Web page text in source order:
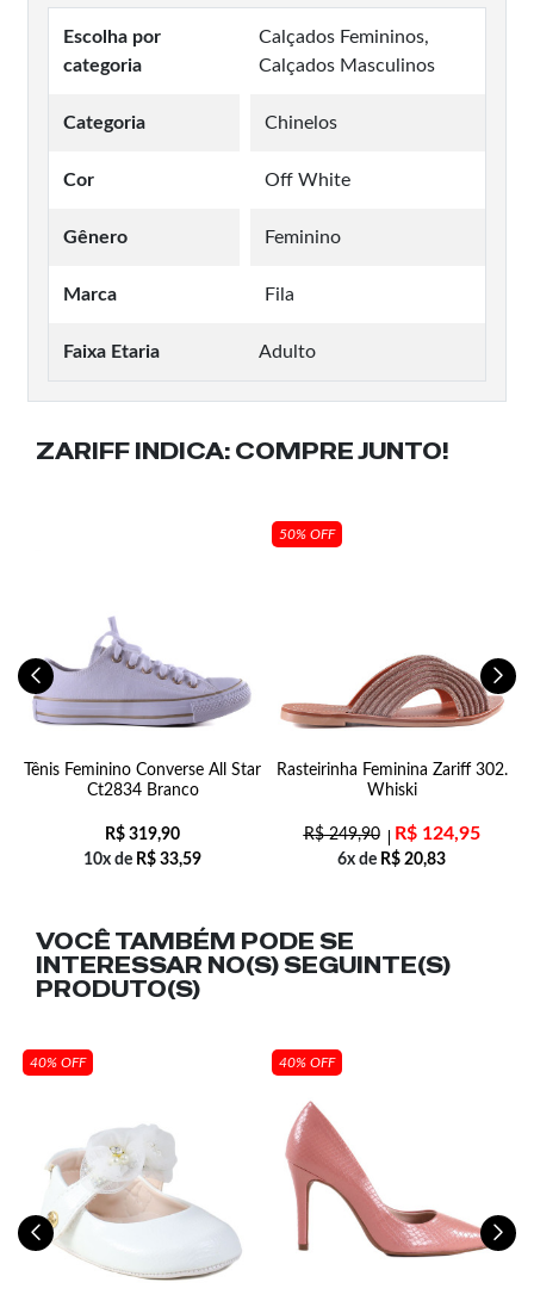
Escolha por
categoria
Calçados Femininos,
Calçados Masculinos
Categoria Chinelos
Cor Off White
Gênero Feminino
Marca Fila
Faixa Etaria Adulto
ZARIFF INDICA: COMPRE JUNTO!
Tênis Feminino Converse All Star
Ct2834 Branco
R$ 319,90
10x de R$ 33,59
50% OFF
Rasteirinha Feminina Zariff 302.
Whiski
R$249,90 R$124,95
6x de R$ 20,83
VOCÊ TAMBÉM PODE SE
INTERESSAR NO(S) SEGUINTE(S)
PRODUTO(S)
40% OFF 40% OFF